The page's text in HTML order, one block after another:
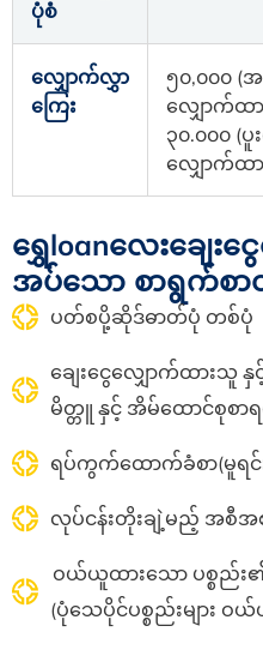
ပုံစံ
လျှောက်လွှာ
ကြေး
၅၀,၀၀၀ (
လျှောက်ထ
၃၀.၀၀၀ (ပူ
လျှောက်ထ
ရွှေloanလေးချေး
အပ်သော စာရွက်စာတ
ပတ်စပို့ဆိုဒ်ဓာတ်ပုံ တစ်ပုံ
ချေးငွေလျှောက်ထားသူ
မိတ္တူ နှင့် အိမ်ထောင်စုစာရ
ရပ်ကွက်ထောက်ခံစာ(မူရင်
လုပ်ငန်းတိုးချဲ့မည့် အစီအ
ဝယ်ယူထားသော ပစ္စည်း
(ပုံသေပိုင်ပစ္စည်းများ ဝ